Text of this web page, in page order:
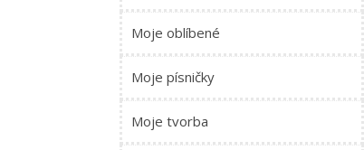
Moje oblíbené
Moje písničky
Moje tvorba